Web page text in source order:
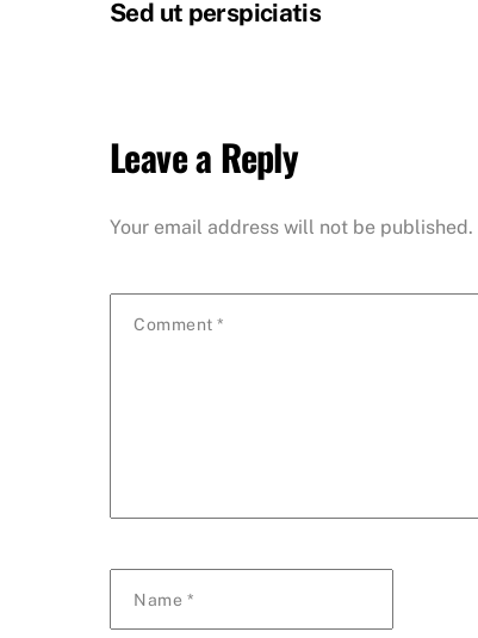
Sed ut perspiciatis
Leave a Reply
Your email address will not be published.
Comment*
Name *